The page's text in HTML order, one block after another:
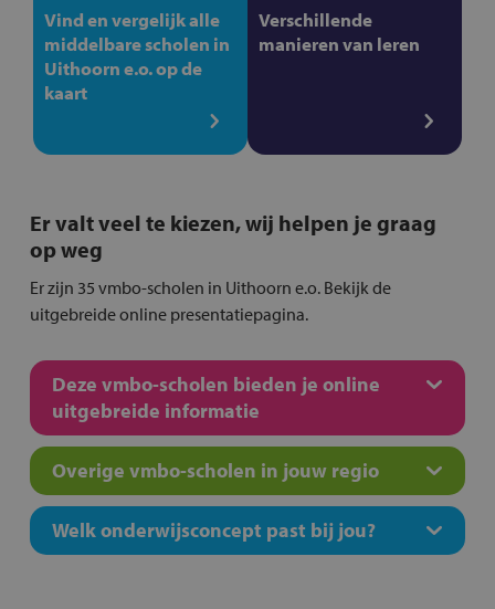
Vind en vergelijk alle
middelbare scholen in
Uithoorn e.o. op de
kaart
Verschillende
manieren van leren
Er valt veel te kiezen, wij helpen je graag
op weg
Er zijn 35 vmbo-scholen in Uithoorn e.o. Bekijk de
uitgebreide online presentatiepagina.
Deze vmbo-scholen bieden je online
uitgebreide informatie
Overige vmbo-scholen in jouw regio
Welk onderwijsconcept past bij jou?